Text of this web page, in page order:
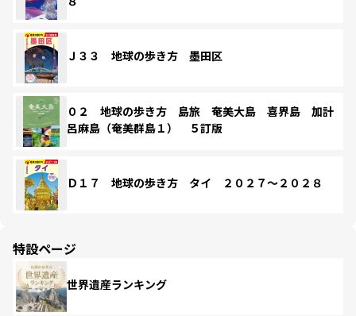
Ｊ３３ 地球の歩き方 墨田区
０２ 地球の歩き方 島旅 奄美大島 喜界島 加計
呂麻島（奄美群島１） ５訂版
Ｄ１７ 地球の歩き方 タイ ２０２７～２０２８
特設ページ
世界遺産ランキング